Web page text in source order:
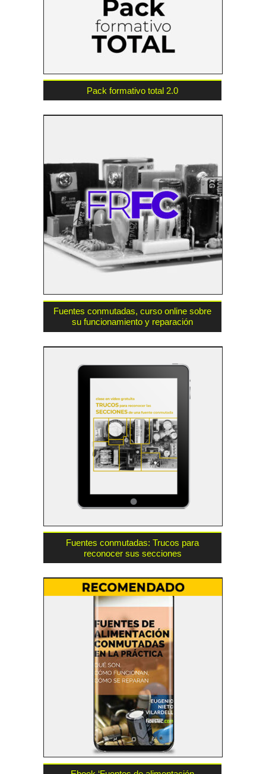
Pack formativo total 2.0
Fuentes conmutadas, curso online sobre
su funcionamiento y reparación
Fuentes conmutadas: Trucos para
reconocer sus secciones